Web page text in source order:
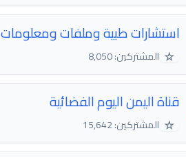
استشارات طبية وملفات ومعلومات
☆ المشتركين: 8,050
قناة اليمن اليوم الفضائية
☆ المشتركين: 15,642